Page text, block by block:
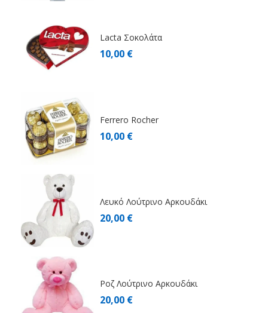
Lacta Σοκολάτα
10,00 €
Ferrero Rocher
10,00 €
Λευκό Λούτρινο Αρκουδάκι
20,00 €
Ροζ Λούτρινο Αρκουδάκι
20,00 €